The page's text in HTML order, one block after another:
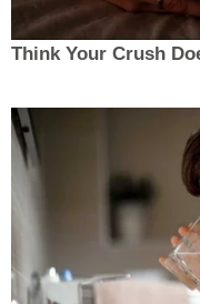
Think Your Crush